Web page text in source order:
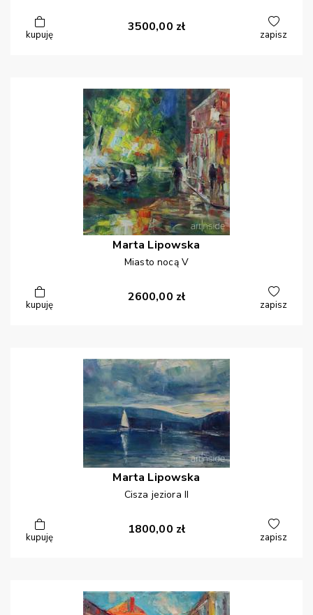
kupuję
3500,00 zł
zapisz
Marta Lipowska
Miasto nocą V
kupuję
2600,00 zł
zapisz
Marta Lipowska
Cisza jeziora II
kupuję
1800,00 zł
zapisz